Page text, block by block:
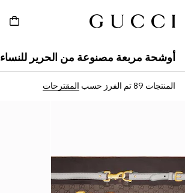
أوشحة مربعة مصنوعة من الحرير للنساء
المنتجات 89 تم الفرز حسب المقترحات